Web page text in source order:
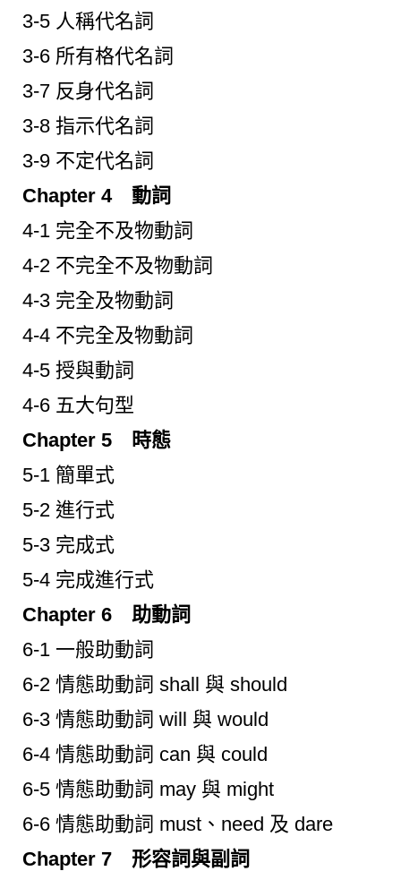
3-5 人稱代名詞
3-6 所有格代名詞
3-7 反身代名詞
3-8 指示代名詞
3-9 不定代名詞
Chapter 4 動詞
4-1 完全不及物動詞
4-2 不完全不及物動詞
4-3 完全及物動詞
4-4 不完全及物動詞
4-5 授與動詞
4-6 五大句型
Chapter 5 時態
5-1 簡單式
5-2 進行式
5-3 完成式
5-4 完成進行式
Chapter 6 助動詞
6-1 一般助動詞
6-2 情態助動詞 shall 與 should
6-3 情態助動詞 will 與 would
6-4 情態助動詞 can 與 could
6-5 情態助動詞 may 與 might
6-6 情態助動詞 must、need 及 dare
Chapter 7 形容詞與副詞